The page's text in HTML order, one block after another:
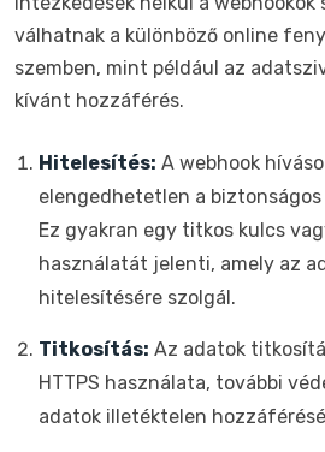
válhatnak a különböző online
szemben, mint például az
kívánt hozzáférés.
Hitelesítés: A webhook
elengedhetetlen a
Ez gyakran egy titkos kulcs
használatát jelenti, amely az
hitelesítésére szolgál.
Titkosítás: Az adatok
HTTPS használata, további
adatok illetéktelen